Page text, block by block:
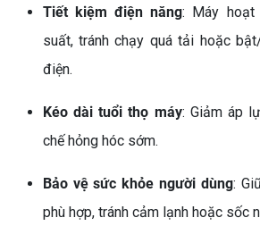
Tiết kiệm điện năng: Máy
suất, tránh chạy quá tải hoặc
điện.
Kéo dài tuổi thọ máy: Giảm áp
chế hỏng hóc sớm.
Bảo vệ sức khỏe người dùng:
phù hợp, tránh cảm lạnh hoặc sốc